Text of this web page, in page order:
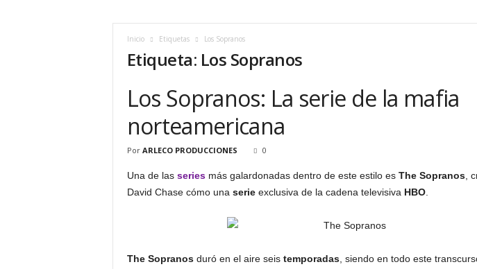
Inicio Etiquetas Los Sopranos
Etiqueta: Los Sopranos
Los Sopranos: La serie de la mafia
norteamericana
Por ARLECO PRODUCCIONES 0
Una de las seriesmás galardonadas dentro de este estilo es The Sopranos,
David Chase cómo una serieexclusiva de la cadena televisiva HBO.
The Sopranosduró en el aire seis temporadas, siendo en todo este